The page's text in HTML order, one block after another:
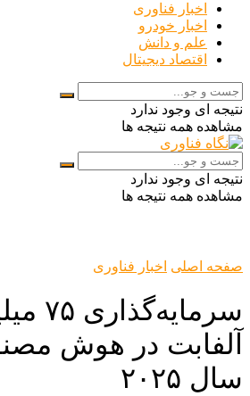
اخبار فناوری
اخبار خودرو
علم و دانش
اقتصاد دیجیتال
نتیجه ای وجود ندارد
مشاهده همه نتیجه ها
نتیجه ای وجود ندارد
مشاهده همه نتیجه ها
صفحه اصلی اخبار فناوری
آلفابت در هوش
سال ۲۰۲۵